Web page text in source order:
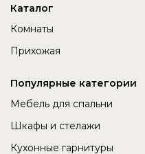
Каталог
Комнаты
Прихожая
Популярные категории
Мебель для спальни
Шкафы и стелажи
Кухонные гарнитуры